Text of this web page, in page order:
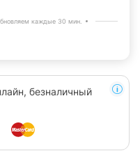
каждые 30 мин.
безналичный